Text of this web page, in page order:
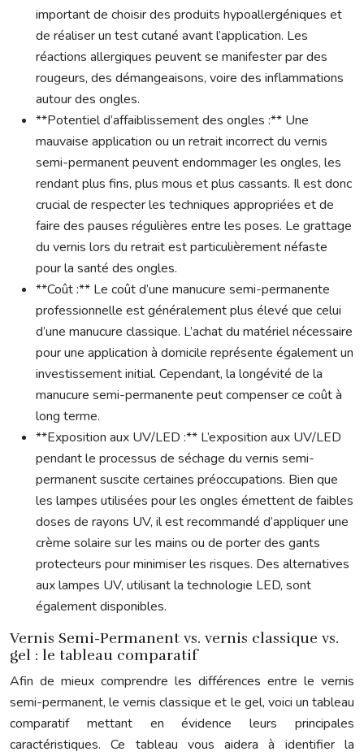
important de choisir des produits hypoallergéniques et
de réaliser un test cutané avant l’application. Les
réactions allergiques peuvent se manifester par des
rougeurs, des démangeaisons, voire des inflammations
autour des ongles.
**Potentiel d’affaiblissement des ongles :** Une
mauvaise application ou un retrait incorrect du vernis
semi-permanent peuvent endommager les ongles, les
rendant plus fins, plus mous et plus cassants. Il est donc
crucial de respecter les techniques appropriées et de
faire des pauses régulières entre les poses. Le grattage
du vernis lors du retrait est particulièrement néfaste
pour la santé des ongles.
**Coût :** Le coût d’une manucure semi-permanente
professionnelle est généralement plus élevé que celui
d’une manucure classique. L’achat du matériel nécessaire
pour une application à domicile représente également un
investissement initial. Cependant, la longévité de la
manucure semi-permanente peut compenser ce coût à
long terme.
**Exposition aux UV/LED :** L’exposition aux UV/LED
pendant le processus de séchage du vernis semi-
permanent suscite certaines préoccupations. Bien que
les lampes utilisées pour les ongles émettent de faibles
doses de rayons UV, il est recommandé d’appliquer une
crème solaire sur les mains ou de porter des gants
protecteurs pour minimiser les risques. Des alternatives
aux lampes UV, utilisant la technologie LED, sont
également disponibles.
Vernis Semi-Permanent vs. vernis classique vs.
gel : le tableau comparatif
Afin de mieux comprendre les différences entre le vernis
semi-permanent, le vernis classique et le gel, voici un tableau
comparatif mettant en évidence leurs principales
caractéristiques. Ce tableau vous aidera à identifier la